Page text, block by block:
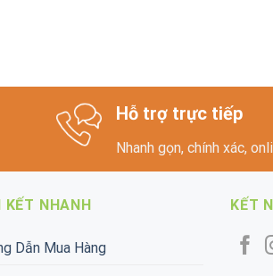
Hỗ trợ trực tiếp
Nhanh gọn, chính xác,
KẾT NHANH
Dẫn Mua Hàng
KẾT